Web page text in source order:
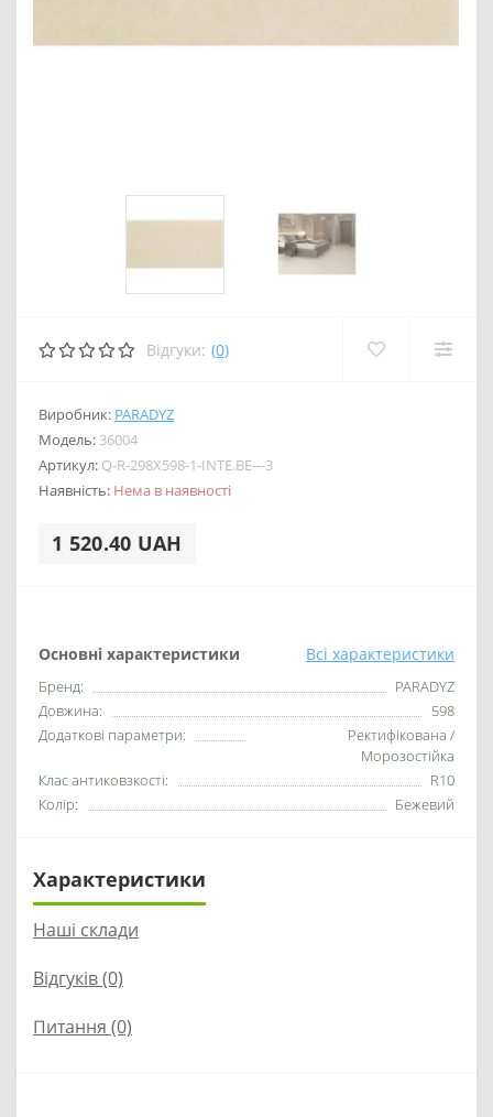
Відгуки: (0)
Виробник: PARADYZ
Модель: 36004
Артикул: Q-R-298X598-1-INTE.BE---3
Наявність: Нема в наявності
1 520.40 UAH
Основні характеристики Всі характеристики
Бренд:
PARADYZ
Довжина:
598
Додаткові параметри:
Ректифікована /
Морозостійка
Клас антиковзкості:
R10
Колір:
Бежевий
Характеристики
Наші склади
Відгуків (0)
Питання (0)